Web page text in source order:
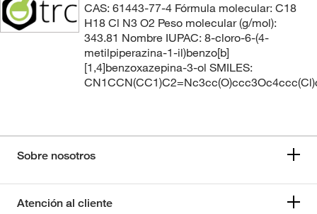
CAS: 61443-77-4 Fórmula molecular: C18
H18 Cl N3 O2 Peso molecular (g/mol):
343.81 Nombre IUPAC: 8-cloro-6-(4-
metilpiperazina-1-il)benzo[b]
[1,4]benzoxazepina-3-ol SMILES:
Sobre nosotros
Atención al cliente